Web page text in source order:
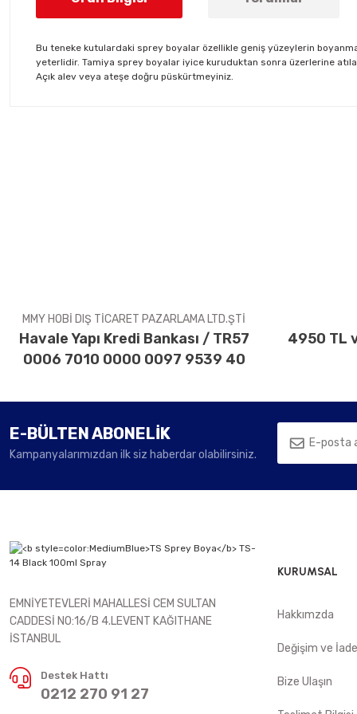
Bu teneke kutulardaki sprey boyalar özellikle geniş yüzeylerin
yeterlidir. Tamiya sprey boyalar iyice kuruduktan sonra üzerlerine
Açık alev veya ateşe doğru püskürtmeyiniz.
MMY HOBİ DIŞ TİCARET PAZARLAMA LTD.ŞTİ
Havale Yapı Kredi Bankası / TR57
0006 7010 0000 0097 9539 40
4950 TL
E-BÜLTEN ABONELİK
Kampanyalarımızdan ilk siz haberdar olabilirsiniz.
EMNİYETEVLERİ MAHALLESİ CEM SULTAN
CADDESİ NO:16/B 4.LEVENT KAĞITHANE
İSTANBUL
Destek Hattı
0212 270 91 27
KURUMSAL
Hakkımzda
Değişim ve İade
Bize Ulaşın